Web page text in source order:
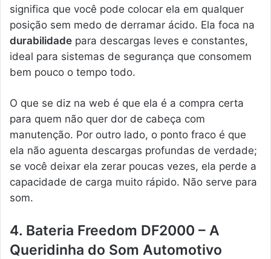
significa que você pode colocar ela em qualquer
posição sem medo de derramar ácido. Ela foca na
durabilidade para descargas leves e constantes,
ideal para sistemas de segurança que consomem
bem pouco o tempo todo.
O que se diz na web é que ela é a compra certa
para quem não quer dor de cabeça com
manutenção. Por outro lado, o ponto fraco é que
ela não aguenta descargas profundas de verdade;
se você deixar ela zerar poucas vezes, ela perde a
capacidade de carga muito rápido. Não serve para
som.
4. Bateria Freedom DF2000 – A
Queridinha do Som Automotivo